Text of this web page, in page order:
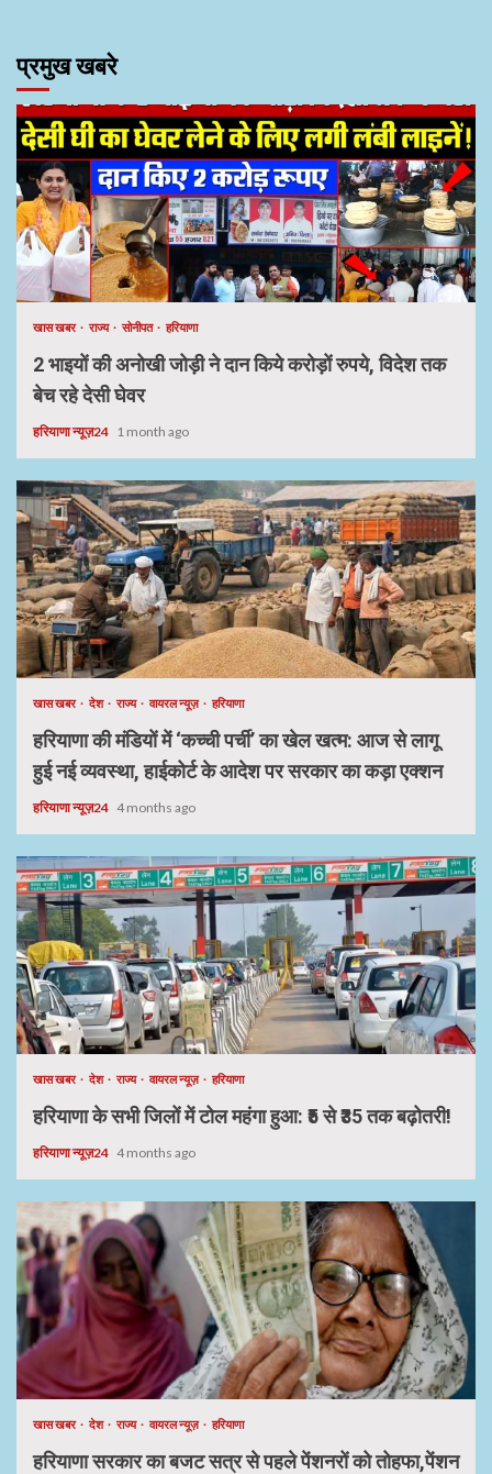
प्रमुख खबरे
खास खबर राज्य सोनीपत हरियाणा
2 भाइयों की अनोखी जोड़ी ने दान किये करोड़ों रुपये, विदेश तक
बेच रहे देसी घेवर
हरियाणा न्यूज़24 1 month ago
खास खबर देश राज्य वायरल न्यूज़ हरियाणा
हरियाणा की मंडियों में ‘कच्ची पर्ची’ का खेल खत्म: आज से लागू
हुई नई व्यवस्था, हाईकोर्ट के आदेश पर सरकार का कड़ा एक्शन
हरियाणा न्यूज़24 4 months ago
खास खबर देश राज्य वायरल न्यूज़ हरियाणा
हरियाणा के सभी जिलों में टोल महंगा हुआ: ₹5 से ₹35 तक बढ़ोतरी!
हरियाणा न्यूज़24 4 months ago
खास खबर देश राज्य वायरल न्यूज़ हरियाणा
हरियाणा सरकार का बजट सत्र से पहले पेंशनरों को तोहफा,पेंशन